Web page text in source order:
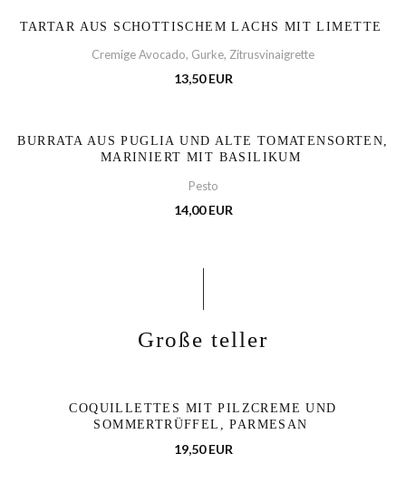
TARTAR AUS SCHOTTISCHEM LACHS MIT LIMETTE
Cremige Avocado, Gurke, Zitrusvinaigrette
13,50 EUR
BURRATA AUS PUGLIA UND ALTE TOMATENSORTEN,
MARINIERT MIT BASILIKUM
Pesto
14,00 EUR
Große teller
COQUILLETTES MIT PILZCREME UND
SOMMERTRÜFFEL, PARMESAN
19,50 EUR